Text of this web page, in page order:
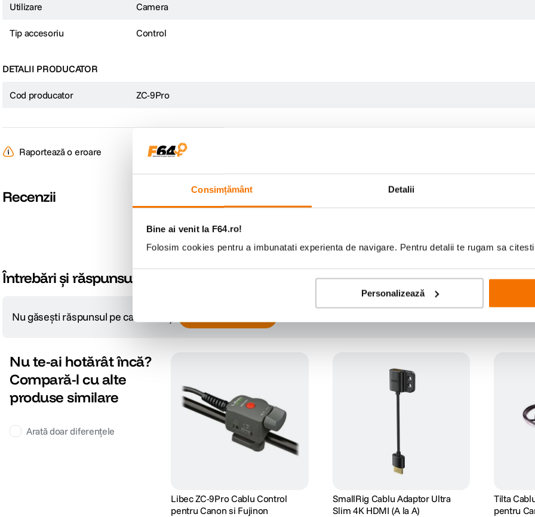
Consimțământ Detalii
Bine ai venit la F64.ro!
Folosim cookies pentru a imbunatati experienta de navigare. Pentru detalii te rugam sa
Personalizează
Utilizare Camera
Tip accesoriu Control
DETALII PRODUCATOR
Cod producator ZC-9Pro
Raportează o eroare
Recenzii
Întrebări și răspunsuri
Nu găsești răspunsul pe care îl cauți?
Nu te-ai hotărât încă?
Compară-l cu alte
produse similare
Arată doar diferențele
Libec ZC-9Pro Cablu Control
pentru Canon si Fujinon
SmallRig Cablu Adaptor Ultra
Slim 4K HDMI (A la A)
Tilta
pentru